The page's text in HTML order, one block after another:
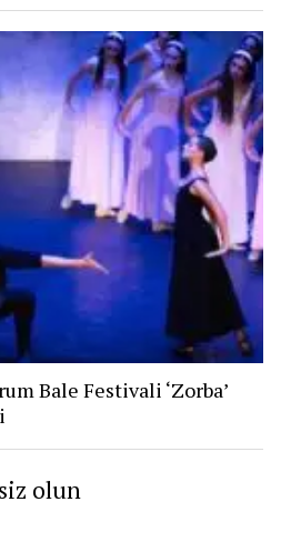
Bale Festivali ‘Zorba’
olun